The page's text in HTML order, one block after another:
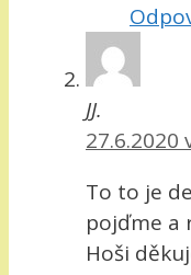
JJ.
27.6.2020
To to je
pojďme a
Hoši